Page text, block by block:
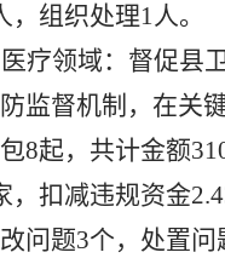
，组织处理1人。
医疗领域： 督促县
监督机制，在关
8起，共计金额
，扣减违规资金
问题3个，处置问